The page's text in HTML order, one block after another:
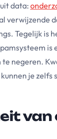
data:
verwijzende
Tegelijk is
is
negeren.
je zelfs
van